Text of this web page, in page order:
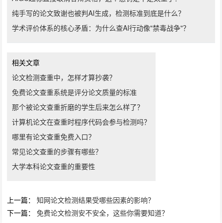
纯手写的论文致谢也被判AI生成，检测标准到底是什么？
学术评价体系的核心矛盾：为什么查AI行动像"禁毒战争"？
相关文章
论文检测查重中，怎样才算抄袭？
免费论文查重系统是评分论文质量的标准
那个被论文查重折磨的学生后来怎么样了？
计算机论文在查重时程序代码会参与检测吗？
哪里有论文查重免费入口？
常见论文查重的步骤有哪些？
大学本科论文查重的重要性
上一篇：知网论文检测结果受哪些因素的影响？
下一篇：免费论文检测安不安全，这些你需要知道？